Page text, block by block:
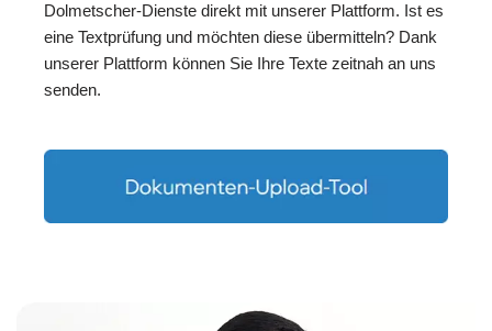
Dolmetscher-Dienste direkt mit unserer Plattform. Ist es
eine Textprüfung und möchten diese übermitteln? Dank
unserer Plattform können Sie Ihre Texte zeitnah an uns
senden.